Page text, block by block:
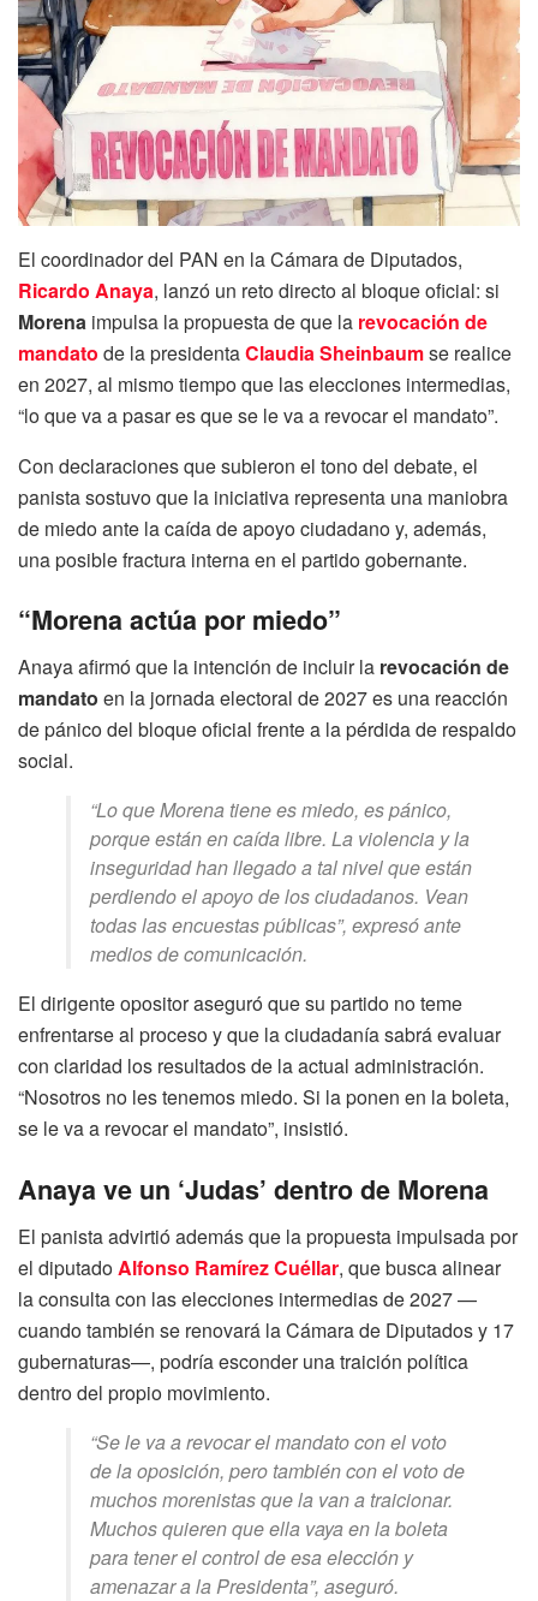
El coordinador del PAN en la Cámara de Diputados,
Ricardo Anaya, lanzó un reto directo al bloque oficial: si
Morena impulsa la propuesta de que la revocación de
mandato de la presidentaClaudia Sheinbaumse realice
en 2027, al mismo tiempo que las elecciones intermedias,
“lo que va a pasar es que se le va a revocar el mandato”.
Con declaraciones que subieron el tono del debate, el
panista sostuvo que la iniciativa representa una maniobra
de miedo ante la caída de apoyo ciudadano y, además,
una posible fractura interna en el partido gobernante.
“Morena actúa por miedo”
Anaya afirmó que la intención de incluir la revocación de
mandato en la jornada electoral de 2027 es una reacción
de pánico del bloque oficial frente a la pérdida de respaldo
social.
“Lo que Morena tiene es miedo, es pánico,
porque están en caída libre. La violencia y la
inseguridad han llegado a tal nivel que están
perdiendo el apoyo de los ciudadanos. Vean
todas las encuestas públicas”, expresó ante
medios de comunicación.
El dirigente opositor aseguró que su partido no teme
enfrentarse al proceso y que la ciudadanía sabrá evaluar
con claridad los resultados de la actual administración.
“Nosotros no les tenemos miedo. Si la ponen en la boleta,
se le va a revocar el mandato”, insistió.
Anaya ve un ‘Judas’ dentro de Morena
El panista advirtió además que la propuesta impulsada por
el diputado Alfonso Ramírez Cuéllar, que busca alinear
la consulta con las elecciones intermedias de 2027 —
cuando también se renovará la Cámara de Diputados y 17
gubernaturas—, podría esconder una traición política
dentro del propio movimiento.
“Se le va a revocar el mandato con el voto
de la oposición, pero también con el voto de
muchos morenistas que la van a traicionar.
Muchos quieren que ella vaya en la boleta
para tener el control de esa elección y
amenazar a la Presidenta”, aseguró.